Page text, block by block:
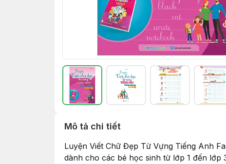
Mô tả chi tiết
Luyện Viết Chữ Đẹp Từ Vựng Tiếng Anh
dành cho các bé học sinh từ lớp 1 đến